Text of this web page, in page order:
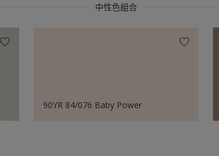
中性色組合
90YR 84/076 Baby Power